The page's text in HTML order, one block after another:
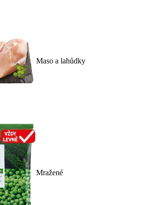
Maso a lahůdky
Mražené